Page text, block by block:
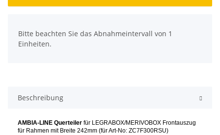
Bitte beachten Sie das Abnahmeintervall von 1
Einheiten.
Beschreibung
AMBIA-LINE Querteiler für LEGRABOX/MERIVOBOX Frontauszug
für Rahmen mit Breite 242mm (für Art-No: ZC7F300RSU)